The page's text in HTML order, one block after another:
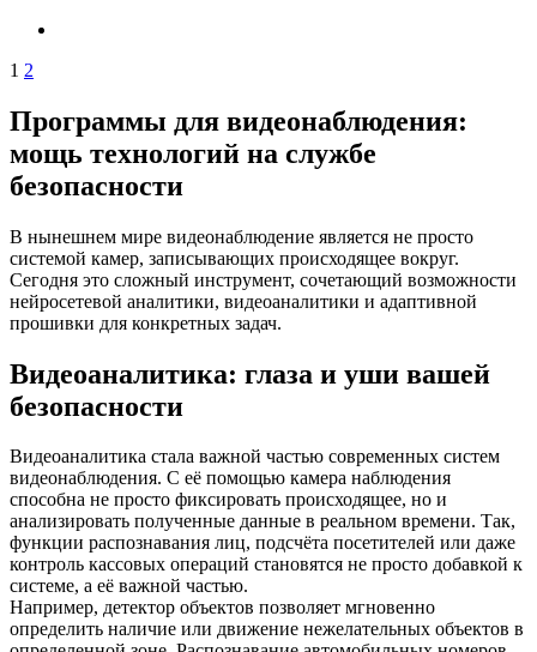
1 2
Программы для видеонаблюдения:
мощь технологий на службе
безопасности
В нынешнем мире видеонаблюдение является не просто
системой камер, записывающих происходящее вокруг.
Сегодня это сложный инструмент, сочетающий возможности
нейросетевой аналитики, видеоаналитики и адаптивной
прошивки для конкретных задач.
Видеоаналитика: глаза и уши вашей
безопасности
Видеоаналитика стала важной частью современных систем
видеонаблюдения. С её помощью камера наблюдения
способна не просто фиксировать происходящее, но и
анализировать полученные данные в реальном времени. Так,
функции распознавания лиц, подсчёта посетителей или даже
контроль кассовых операций становятся не просто добавкой к
системе, а её важной частью.
Например, детектор объектов позволяет мгновенно
определить наличие или движение нежелательных объектов в